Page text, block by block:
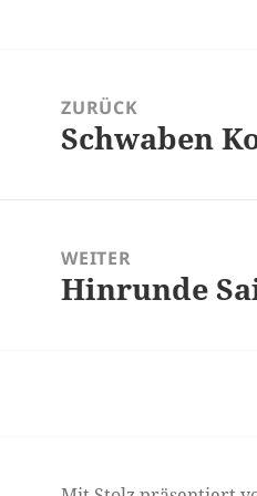
ZURÜCK
Vorheriger
Schwaben
WEITER
Nächster
Hinrunde